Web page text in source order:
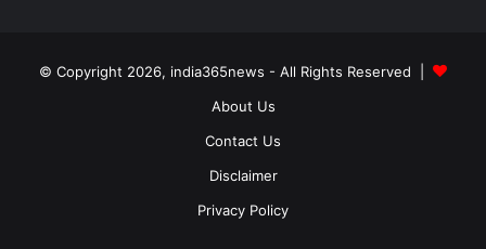
© Copyright 2026, india365news - All Rights Reserved |
About Us
Contact Us
Disclaimer
Privacy Policy